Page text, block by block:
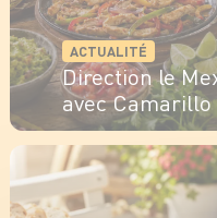
ACTUALITÉ
Direction le
avec
EN SAVOIR PLUS